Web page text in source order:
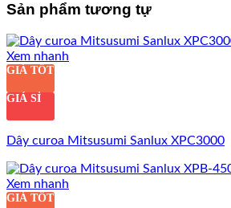
Sản phẩm tương tự
Xem nhanh
GIÁ TỐT
GIÁ SỈ
Dây curoa Mitsusumi Sanlux XPC3000
Xem nhanh
GIÁ TỐT